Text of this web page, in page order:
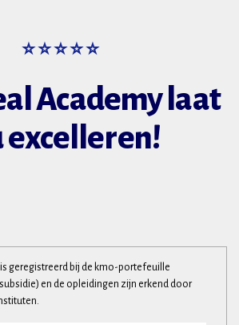
⭐ ⭐ ⭐ ⭐ ⭐
Academy laat
excelleren!
is geregistreerd bij de kmo-portefeuille
subsidie) en de opleidingen zijn erkend door